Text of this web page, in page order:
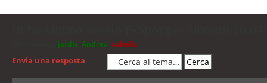
jordis Andreu cubells
Envia una resposta